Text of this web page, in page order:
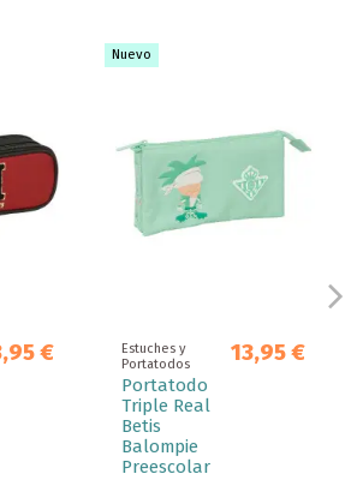
€
Nuevo
Estuches y
Portatodos
Portatodo
Triple Real
Betis
Balompie
Preescolar
13,95 €